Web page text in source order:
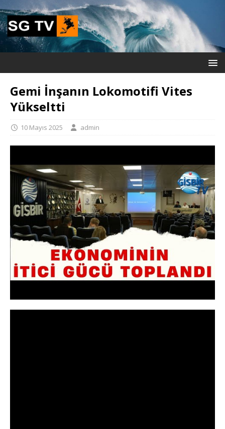
Gemi İnşanın Lokomotifi Vites
Yükseltti
10 Mayıs 2025 admin